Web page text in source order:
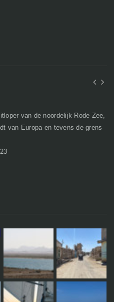
van de noordelijk Rode Zee,
van Europa en tevens de grens